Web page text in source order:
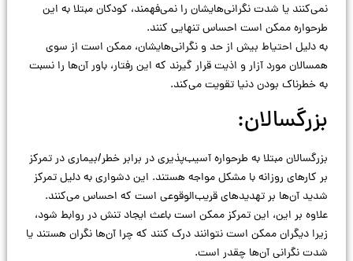
نمی‌کنند یا شدت نگرانی‌هایشان را نمی‌فهمند، کودکان مبتلا به این
طرحواره ممکن است احساس تنهایی کنند.
به دلیل احتیاط بیش از حد و نگرانی‌هایشان، ممکن است از سوی
همسالان مورد آزار و اذیت قرار گیرند که این رفتار، باور آن‌ها را نسبت
به خطرناک بودن دنیا تقویت می‌کند.
بزرگسالان:
بزرگسالان مبتلا به طرحواره آسیب‌پذیری در برابر خطر/بیماری در تمرکز
بر کارهای روزانه با مشکل مواجه هستند. این دشواری به دلیل تمرکز
شدید آن‌ها بر تهدیدهای قریب‌الوقوعی است که احساس می‌کنند.
علاوه بر این، این تمرکز ممکن است باعث ایجاد تنش در روابط شود،
زیرا دیگران ممکن است نتوانند درک کنند که چرا آن‌ها نگران هستند یا
شدت نگرانی آن‌ها چقدر است.